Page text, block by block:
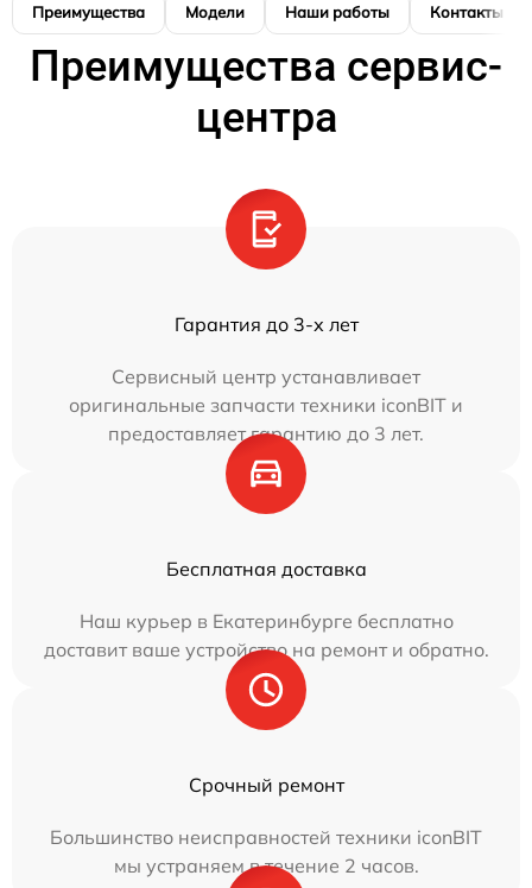
Преимущества Модели Наши работы Контакты
Преимущества сервис-
центра
Гарантия до 3-х лет
Сервисный центр устанавливает
оригинальные запчасти техники iconBIT и
предоставляет гарантию до 3 лет.
Бесплатная доставка
Наш курьер в Екатеринбурге бесплатно
доставит ваше устройство на ремонт и обратно.
Срочный ремонт
Большинство неисправностей техники iconBIT
мы устраняем в течение 2 часов.